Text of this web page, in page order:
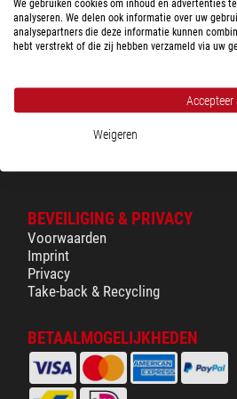
BEVEILIGING & PRIVACY
Voorwaarden
Imprint
Privacy
Take-back & Recycling
BETAALMOGELIJKHEDEN
We gebruiken cookies om inhoud en advertenties
analyseren. We delen ook informatie over uw
analysepartners die deze informatie kunnen
hebt verstrekt of die zij hebben verzameld via uw
Accepteer
Weigeren